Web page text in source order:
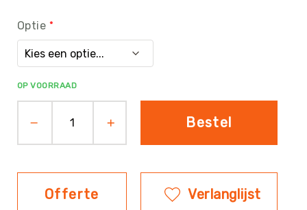
Evenementen
Fitness
Floorball
Frisbee
Golf
Handbal
Optie
OP VOORRAAD
Bestel
Offerte Verlanglijst